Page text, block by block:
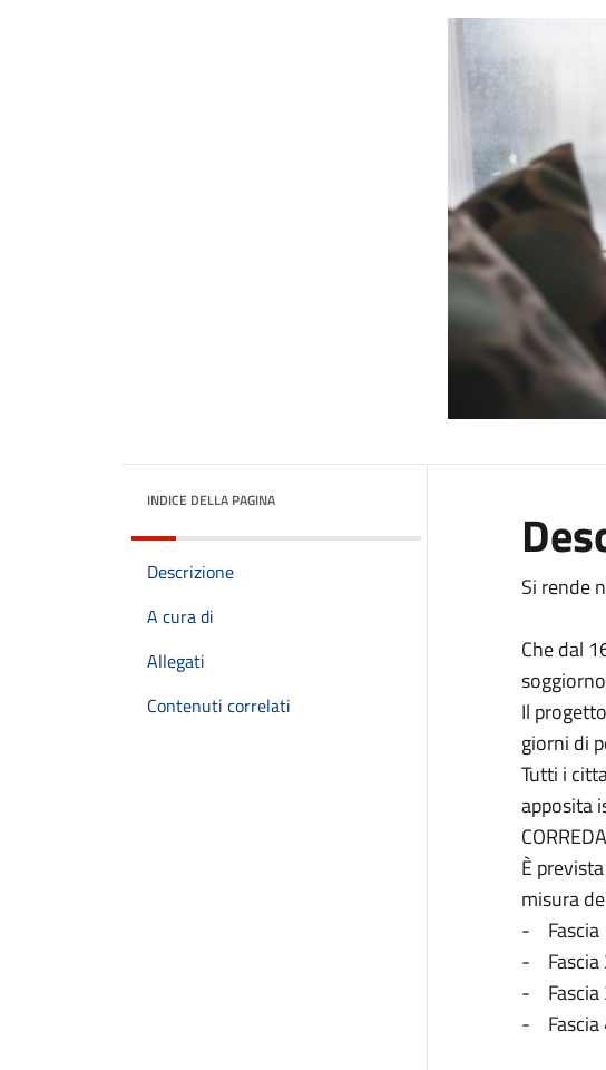
INDICE DELLA PAGINA
Descrizione
A cura di
Allegati
Contenuti correlati
Si rende
Che dal
Il
giorni di
Tutti i
apposita
È
misura
- Fascia
- Fascia
- Fascia
- Fascia